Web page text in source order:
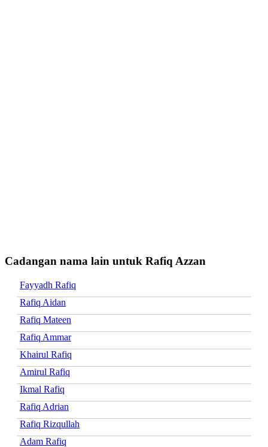
Cadangan nama lain untuk Rafiq Azzan
Fayyadh Rafiq
Rafiq Aidan
Rafiq Mateen
Rafiq Ammar
Khairul Rafiq
Amirul Rafiq
Ikmal Rafiq
Rafiq Adrian
Rafiq Rizqullah
Adam Rafiq